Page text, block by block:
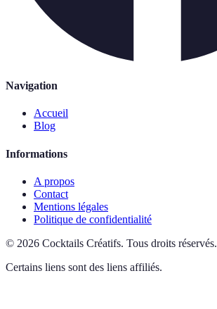
Navigation
Accueil
Blog
Informations
A propos
Contact
Mentions légales
Politique de confidentialité
© 2026 Cocktails Créatifs. Tous droits réservés.
Certains liens sont des liens affiliés.